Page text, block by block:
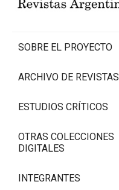
SOBRE EL PROYECTO
ARCHIVO DE REVISTAS
ESTUDIOS CRÍTICOS
OTRAS COLECCIONES
DIGITALES
INTEGRANTES